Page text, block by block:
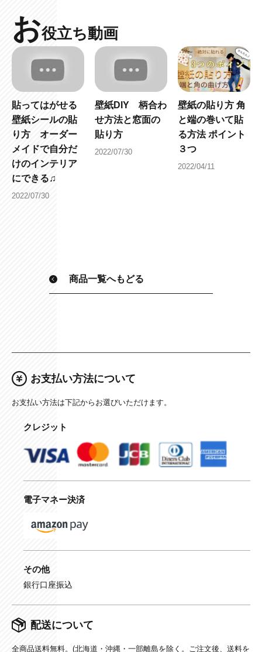
お役立ち動画
貼ってはがせる
壁紙シールの貼
り方 オーダー
メイドで自分だ
けのインテリア
にできる♫
2022/07/30
壁紙DIY 柄合わ
せ方法と窓面の
貼り方
2022/07/30
壁紙の貼り方 角
と端の巻いて貼
る方法 ポイント
３つ
2022/04/11
商品一覧へもどる
お支払い方法について
お支払い方法は下記からお選びいただけます。
クレジット
電子マネー決済
その他
銀行口座振込
配送について
全商品送料無料。(北海道・沖縄・一部離島を除く。ご注文後、送料を